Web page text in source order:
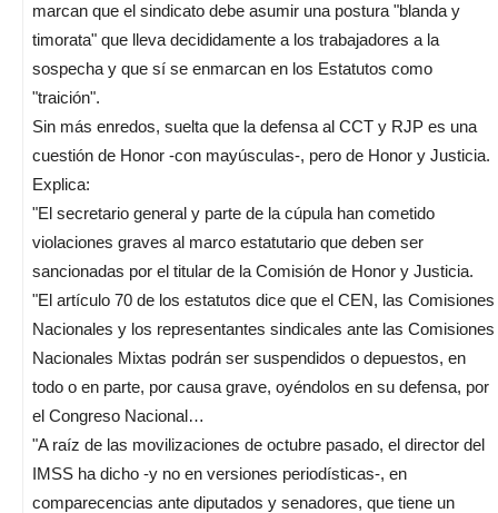
marcan que el sindicato debe asumir una postura "blanda y
timorata" que lleva decididamente a los trabajadores a la
sospecha y que sí se enmarcan en los Estatutos como
"traición".
Sin más enredos, suelta que la defensa al CCT y RJP es una
cuestión de Honor -con mayúsculas-, pero de Honor y Justicia.
Explica:
"El secretario general y parte de la cúpula han cometido
violaciones graves al marco estatutario que deben ser
sancionadas por el titular de la Comisión de Honor y Justicia.
"El artículo 70 de los estatutos dice que el CEN, las Comisiones
Nacionales y los representantes sindicales ante las Comisiones
Nacionales Mixtas podrán ser suspendidos o depuestos, en
todo o en parte, por causa grave, oyéndolos en su defensa, por
el Congreso Nacional…
"A raíz de las movilizaciones de octubre pasado, el director del
IMSS ha dicho -y no en versiones periodísticas-, en
comparecencias ante diputados y senadores, que tiene un